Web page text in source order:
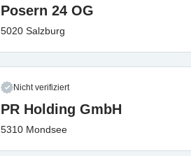
Posern 24 OG
5020 Salzburg
Nicht verifiziert
PR Holding GmbH
5310 Mondsee